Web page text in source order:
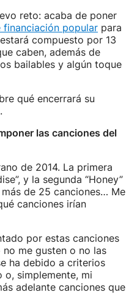
reto: acaba de poner
financiación popular para
compuesto por 13
caben, además de
bailables y algún toque
qué encerrará su
las canciones del
de 2014. La primera
y la segunda “Honey”
de 25 canciones… Me
canciones irían
por estas canciones
me gusten o no las
ha debido a criterios
simplemente, mi
adelante canciones que